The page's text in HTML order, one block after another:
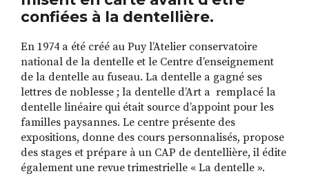
confiées à la dentellière.
En 1974 a été créé au Puy l’Atelier conservatoire
national de la dentelle et le Centre d’enseignement
de la dentelle au fuseau. La dentelle a gagné ses
lettres de noblesse ; la dentelle d’Art a remplacé la
dentelle linéaire qui était source d’appoint pour les
familles paysannes. Le centre présente des
expositions, donne des cours personnalisés, propose
des stages et prépare à un CAP de dentellière, il édite
également une revue trimestrielle « La dentelle ».